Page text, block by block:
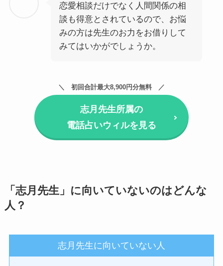
恋愛相談だけでなく人間関係の相
談も得意とされているので、お悩
みの方は先生のお力をお借りして
みてはいかがでしょうか。
初回合計最大8,900円分無料
志月先生所属の
電話占いウィルを見る
「志月先生」に向いていないのはどんな
人？
志月先生に向いていない人